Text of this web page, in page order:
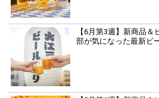
【6月第3週】新商品
部が気になった最新ビ